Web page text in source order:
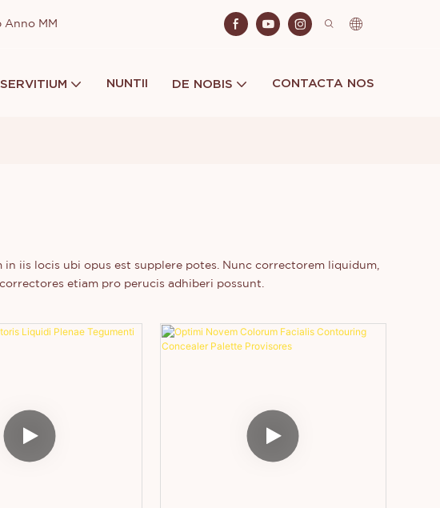
Anno MM
SERVITIUM NUNTII DE NOBIS CONTACTA NOS
iis locis ubi opus est supplere potes. Nunc correctorem liquidum,
etiam pro perucis adhiberi possunt.